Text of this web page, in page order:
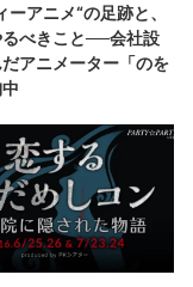
ーアニメ“の足跡と、
るべきこと──会社設
アニメーター「のを